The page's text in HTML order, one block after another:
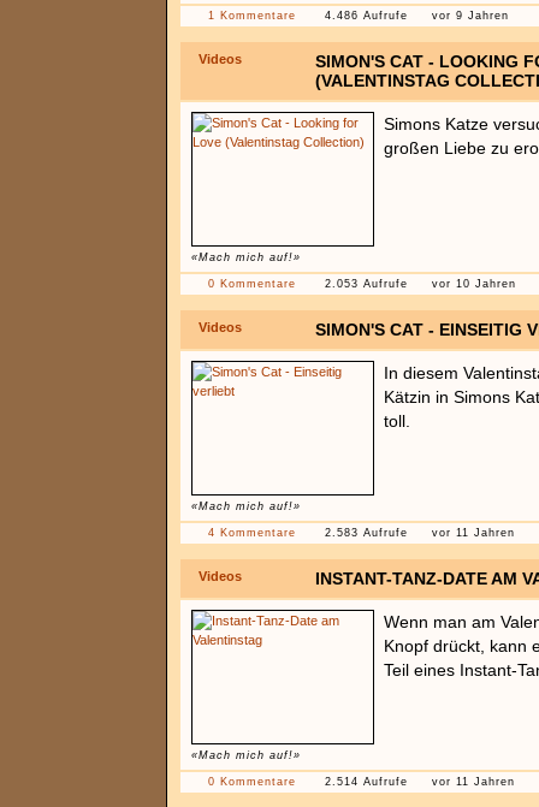
1 Kommentare 4.486 Aufrufe vor 9 Jahren
Videos
SIMON'S CAT - LOOKING
(VALENTINSTAG
«Mach mich auf!»
Simons Katze
großen Liebe zu
0 Kommentare 2.053 Aufrufe vor 10 Jahren
Videos SIMON'S CAT - EINSEITIG
«Mach mich auf!»
In diesem
Kätzin in Simons
toll.
4 Kommentare 2.583 Aufrufe vor 11 Jahren
Videos INSTANT-TANZ-DATE AM
«Mach mich auf!»
Wenn man am
Knopf drückt, kann
Teil eines Instant-
0 Kommentare 2.514 Aufrufe vor 11 Jahren